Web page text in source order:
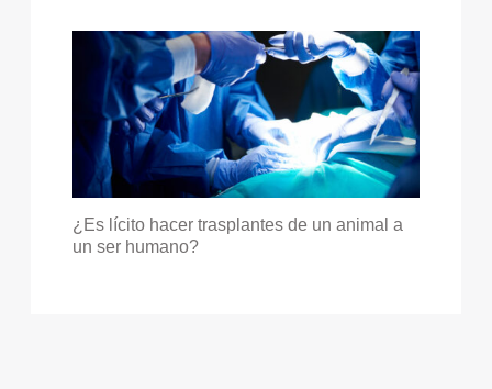
¿Es lícito hacer trasplantes de un animal a
un ser humano?